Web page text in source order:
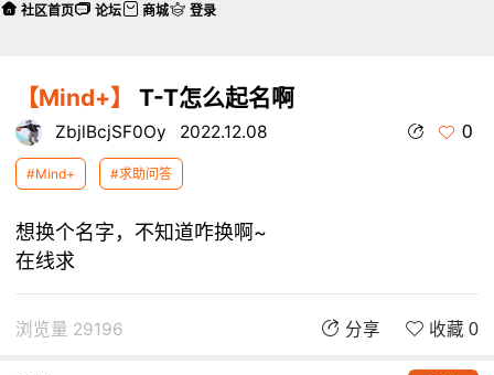
【Mind+】 T-T怎么起名啊
ZbjlBcjSF0Oy 2022.12.08 0
#Mind+ #求助问答
想换个名字，不知道咋换啊~
在线求
浏览量 29196 分享 收藏 0
社区首页 论坛 商城 登录